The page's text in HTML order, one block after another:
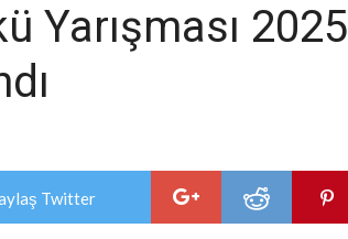
Yarışması 2025
Twitter